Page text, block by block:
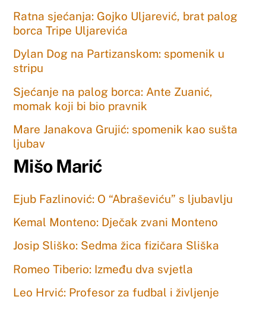
Ratna sjećanja: Gojko Uljarević, brat palog
borca Tripe Uljarevića
Dylan Dog na Partizanskom: spomenik u
stripu
Sjećanje na palog borca: Ante Zuanić,
momak koji bi bio pravnik
Mare Janakova Grujić: spomenik kao sušta
ljubav
Mišo Marić
Ejub Fazlinović: O “Abraševiću” s ljubavlju
Kemal Monteno: Dječak zvani Monteno
Josip Sliško: Sedma žica fizičara Sliška
Romeo Tiberio: Između dva svjetla
Leo Hrvić: Profesor za fudbal i življenje